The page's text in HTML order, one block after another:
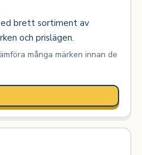
brett sortiment av
och prislägen.
många märken innan de